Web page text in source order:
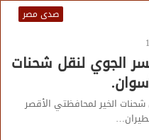
صدى مصر
الجوي لنقل شحنات
الخير لمحافظتي الأقصر